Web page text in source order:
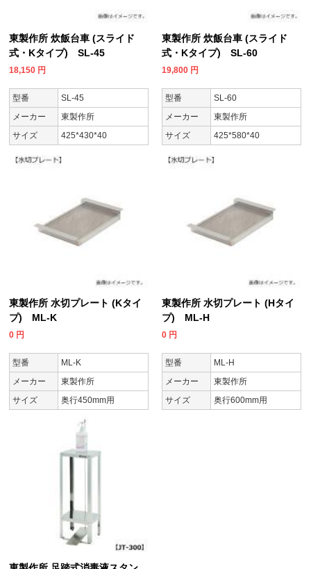
東製作所 炊飯台車 (スライド
式・Kタイプ) SL-45
18,150 円
型番
SL-45
メーカー
東製作所
サイズ
425*430*40
東製作所 炊飯台車 (スライド
式・Kタイプ) SL-60
19,800 円
型番
SL-60
メーカー
東製作所
サイズ
425*580*40
東製作所 水切プレート (Kタイ
プ) ML-K
0 円
型番
ML-K
メーカー
東製作所
サイズ
奥行450mm用
東製作所 水切プレート (Hタイ
プ) ML-H
0 円
型番
ML-H
メーカー
東製作所
サイズ
奥行600mm用